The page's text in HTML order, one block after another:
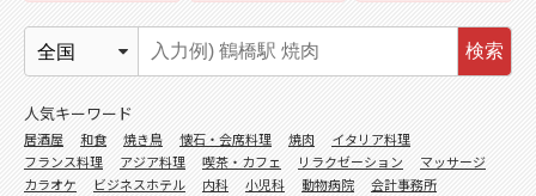
検索
人気キーワード
居酒屋 和食 焼き鳥 懐石・会席料理 焼肉
イタリア料理
フランス料理
アジア料理 喫茶・カフェ リラクゼーション
マッサージ
カラオケ
ビジネスホテル 内科 小児科 動物病院
会計事務所